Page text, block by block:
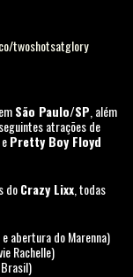
twoshotsatglory
, emSão Paulo/SP , além
atrações de
Pretty Boy Floyd
doCrazy Lixx , todas
abertura do Marenna)
Rachelle)